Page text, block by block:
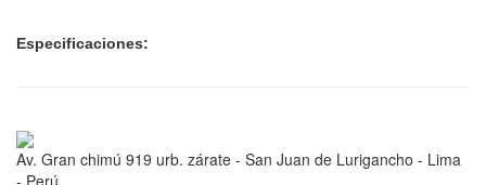
Especificaciones:
Av. Gran chimú 919 urb. zárate - San Juan de Lurigancho - Lima